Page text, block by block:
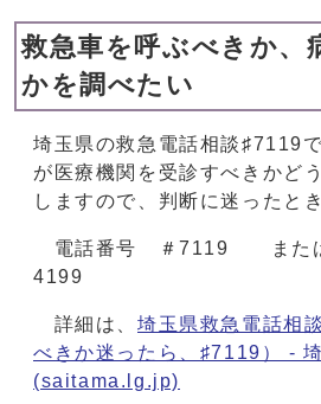
救急車を呼ぶべきか、
かを調べたい
埼玉県の救急電話相談♯7119
が医療機関を受診すべきかど
しますので、判断に迷ったと
電話番号 ＃7119 また
4199
詳細は、 埼玉県救急電話相
べきか迷ったら、♯7119） -
(saitama.lg.jp)